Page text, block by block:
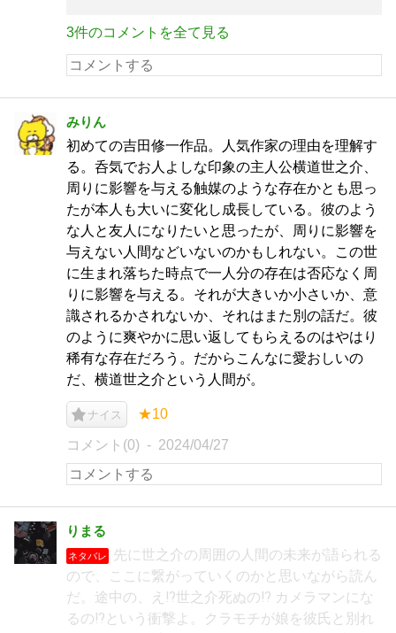
3件のコメントを全て見る
みりん
初めての吉田修一作品。人気作家の理由を理解す
る。呑気でお人よしな印象の主人公横道世之介、
周りに影響を与える触媒のような存在かとも思っ
たが本人も大いに変化し成長している。彼のよう
な人と友人になりたいと思ったが、周りに影響を
与えない人間などいないのかもしれない。この世
に生まれ落ちた時点で一人分の存在は否応なく周
りに影響を与える。それが大きいか小さいか、意
識されるかされないか、それはまた別の話だ。彼
のように爽やかに思い返してもらえるのはやはり
稀有な存在だろう。だからこんなに愛おしいの
だ、横道世之介という人間が。
ナイス ★10
コメント(0) 2024/04/27
りまる
ネタバレ
先に世之介の周囲の人間の未来が語られる
ので、ここに繋がっていくのかと思いながら読ん
だ。途中の、え⁉︎世之介死ぬの⁉︎ カメラマンにな
るの⁉︎という衝撃よ。クラモチが娘を彼氏と別れ